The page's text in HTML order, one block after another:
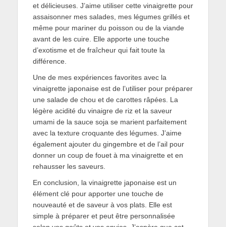
et délicieuses. J’aime utiliser cette vinaigrette pour
assaisonner mes salades, mes légumes grillés et
même pour mariner du poisson ou de la viande
avant de les cuire. Elle apporte une touche
d’exotisme et de fraîcheur qui fait toute la
différence.
Une de mes expériences favorites avec la
vinaigrette japonaise est de l’utiliser pour préparer
une salade de chou et de carottes râpées. La
légère acidité du vinaigre de riz et la saveur
umami de la sauce soja se marient parfaitement
avec la texture croquante des légumes. J’aime
également ajouter du gingembre et de l’ail pour
donner un coup de fouet à ma vinaigrette et en
rehausser les saveurs.
En conclusion, la vinaigrette japonaise est un
élément clé pour apporter une touche de
nouveauté et de saveur à vos plats. Elle est
simple à préparer et peut être personnalisée